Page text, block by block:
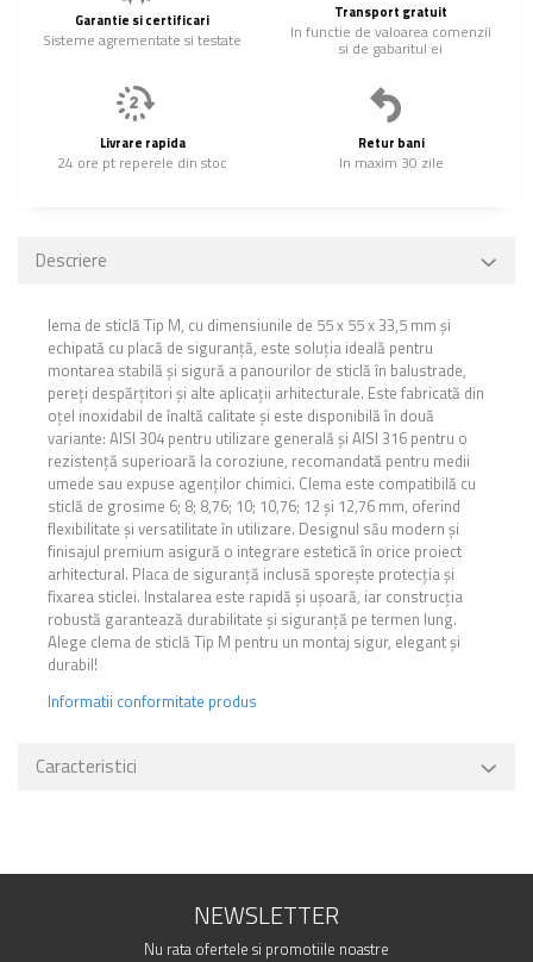
Garantie si certificari
Sisteme agrementate si testate
Transport gratuit
In functie de valoarea comenzii
si de gabaritul ei
Livrare rapida
24 ore pt reperele din stoc
Retur bani
In maxim 30 zile
Descriere
lema de sticlă Tip M, cu dimensiunile de 55 x 55 x 33,5 mm și
echipată cu placă de siguranță, este soluția ideală pentru
montarea stabilă și sigură a panourilor de sticlă în balustrade,
pereți despărțitori și alte aplicații arhitecturale. Este fabricată din
oțel inoxidabil de înaltă calitate și este disponibilă în două
variante: AISI 304 pentru utilizare generală și AISI 316 pentru o
rezistență superioară la coroziune, recomandată pentru medii
umede sau expuse agenților chimici. Clema este compatibilă cu
sticlă de grosime 6; 8; 8,76; 10; 10,76; 12 și 12,76 mm, oferind
flexibilitate și versatilitate în utilizare. Designul său modern și
finisajul premium asigură o integrare estetică în orice proiect
arhitectural. Placa de siguranță inclusă sporește protecția și
fixarea sticlei. Instalarea este rapidă și ușoară, iar construcția
robustă garantează durabilitate și siguranță pe termen lung.
Alege clema de sticlă Tip M pentru un montaj sigur, elegant și
durabil!
Informatii conformitate produs
Caracteristici
NEWSLETTER
Nu rata ofertele si promotiile noastre